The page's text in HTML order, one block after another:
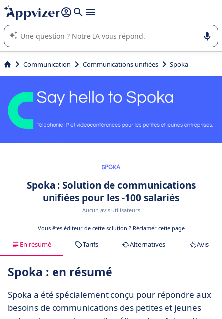
répondre (plusieurs lignes avec
L'IA de Appvizer vous guide dans l'utilisation ou la sélection de
logiciel SaaS en entreprise.
Communication Communications unifiées Spoka
Spoka : Solution de communications
unifiées pour les -100 salariés
Aucun avis utilisateurs
Vous êtes éditeur de cette solution ? Réclamer cette page
En résumé Tarifs Alternatives Avis
Spoka : en résumé
Spoka a été spécialement conçu pour répondre aux
besoins de communications des petites et jeunes